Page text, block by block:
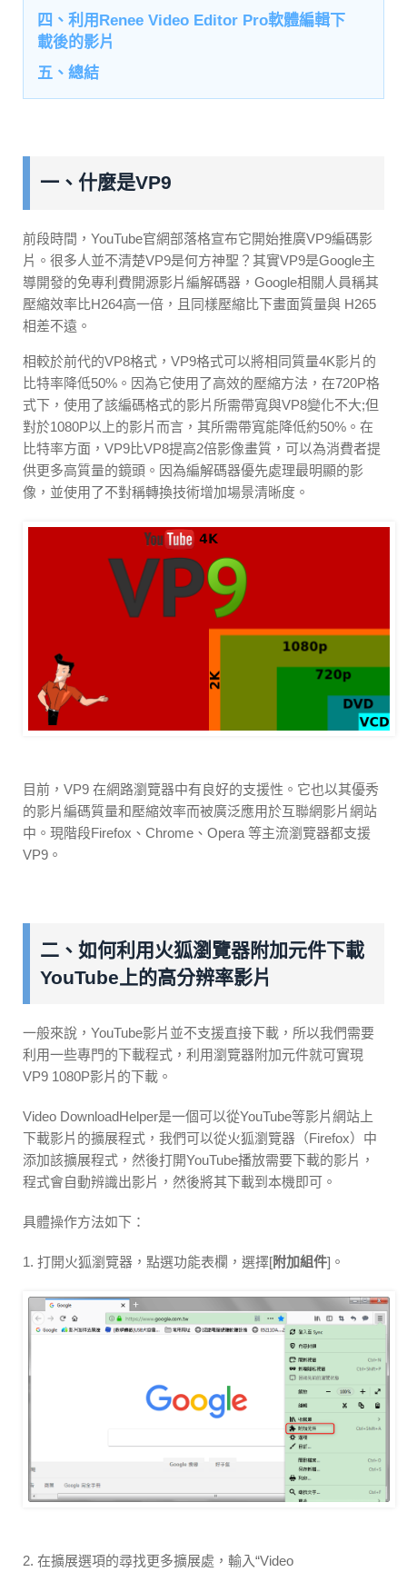
四、利用Renee Video Editor Pro軟體編輯下
載後的影片
五、總結
一、什麼是VP9
前段時間，YouTube官網部落格宣布它開始推廣VP9編碼影
片。很多人並不清楚VP9是何方神聖？其實VP9是Google主
導開發的免專利費開源影片編解碼器，Google相關人員稱其
壓縮效率比H264高一倍，且同樣壓縮比下畫面質量與 H265
相差不遠。
相較於前代的VP8格式，VP9格式可以將相同質量4K影片的
比特率降低50%。因為它使用了高效的壓縮方法，在720P格
式下，使用了該編碼格式的影片所需帶寬與VP8變化不大;但
對於1080P以上的影片而言，其所需帶寬能降低約50%。在
比特率方面，VP9比VP8提高2倍影像畫質，可以為消費者提
供更多高質量的鏡頭。因為編解碼器優先處理最明顯的影
像，並使用了不對稱轉換技術增加場景清晰度。
目前，VP9 在網路瀏覽器中有良好的支援性。它也以其優秀
的影片編碼質量和壓縮效率而被廣泛應用於互聯網影片網站
中。現階段Firefox、Chrome、Opera 等主流瀏覽器都支援
VP9。
二、如何利用火狐瀏覽器附加元件下載
YouTube上的高分辨率影片
一般來說，YouTube影片並不支援直接下載，所以我們需要
利用一些專門的下載程式，利用瀏覽器附加元件就可實現
VP9 1080P影片的下載。
Video DownloadHelper是一個可以從YouTube等影片網站上
下載影片的擴展程式，我們可以從火狐瀏覽器（Firefox）中
添加該擴展程式，然後打開YouTube播放需要下載的影片，
程式會自動辨識出影片，然後將其下載到本機即可。
具體操作方法如下：
1. 打開火狐瀏覽器，點選功能表欄，選擇[附加組件]。
2. 在擴展選項的尋找更多擴展處，輸入“Video